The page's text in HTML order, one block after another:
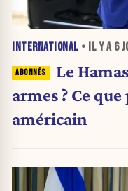
INTERNATIONAL • IL Y A 6
Le
armes ? Ce
américain